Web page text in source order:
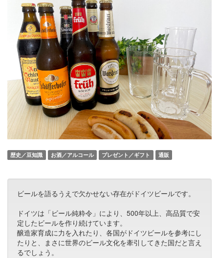
歴史／豆知識 お酒／アルコール プレゼント／ギフト 通販
ビールを語るうえで欠かせない存在がドイツビールです。
ドイツは「ビール純粋令」により、500年以上、高品質で安
定したビールを作り続けています。
醸造家育成に力を入れたり、各国がドイツビールを参考にし
たりと、まさに世界のビール文化を牽引してきた国だと言え
るでしょう。